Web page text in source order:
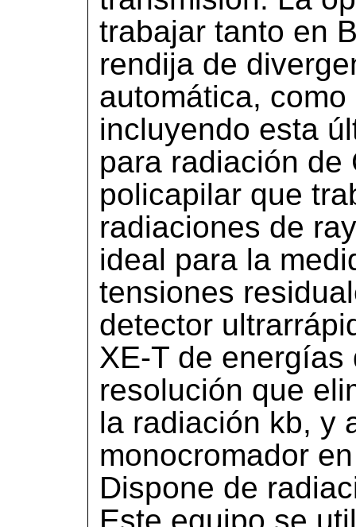
trabajar tanto en
rendija de
automática,
incluyendo esta
para radiación de
policapilar que
radiaciones de
ideal para la
tensiones
detector
XE-T de
resolución que
la radiación kb, y
monocromador
Dispone de